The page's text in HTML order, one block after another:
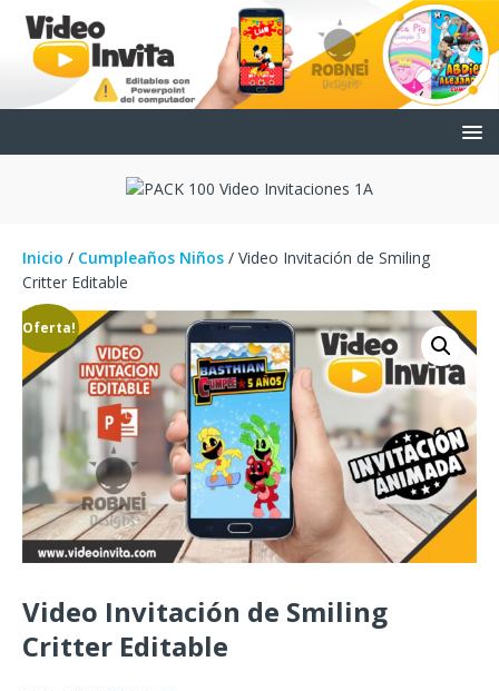
Inicio / Cumpleaños Niños / Video Invitación de Smiling
Critter Editable
¡Oferta!
Video Invitación de Smiling
Critter Editable